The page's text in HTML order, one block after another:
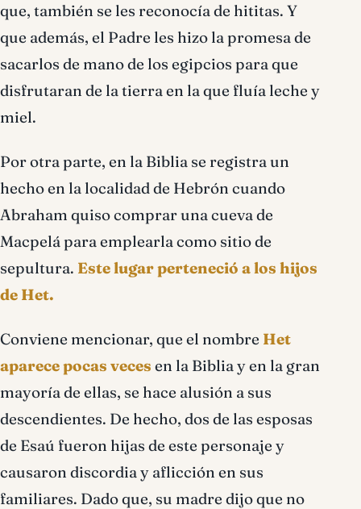
que, también se les reconocía de hititas. Y
que además, el Padre les hizo la promesa de
sacarlos de mano de los egipcios para que
disfrutaran de la tierra en la que fluía leche y
miel.
Por otra parte, en la Biblia se registra un
hecho en la localidad de Hebrón cuando
Abraham quiso comprar una cueva de
Macpelá para emplearla como sitio de
sepultura. Este lugar perteneció a los hijos
de Het.
Conviene mencionar, que el nombre Het
aparece pocas veces en la Biblia y en la gran
mayoría de ellas, se hace alusión a sus
descendientes. De hecho, dos de las esposas
de Esaú fueron hijas de este personaje y
causaron discordia y aflicción en sus
familiares. Dado que, su madre dijo que no